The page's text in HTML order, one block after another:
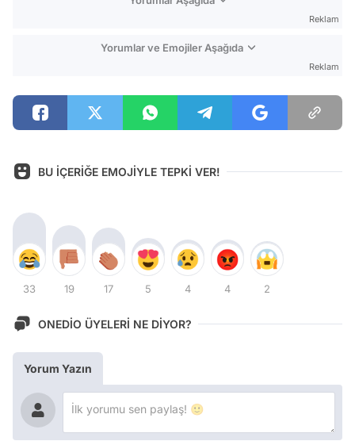
Reklam
Yorumlar ve Emojiler Aşağıda
Reklam
BU İÇERİĞE EMOJİYLE TEPKİ VER!
33 19 17 5 4 4 2
ONEDİO ÜYELERİ NE DİYOR?
Yorum Yazın